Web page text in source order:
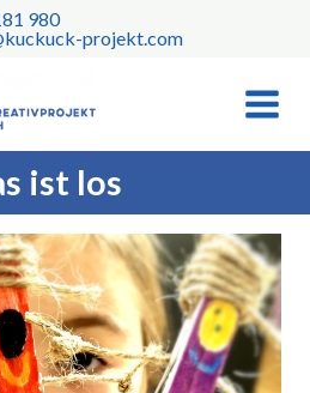
980
projekt.com
ist los